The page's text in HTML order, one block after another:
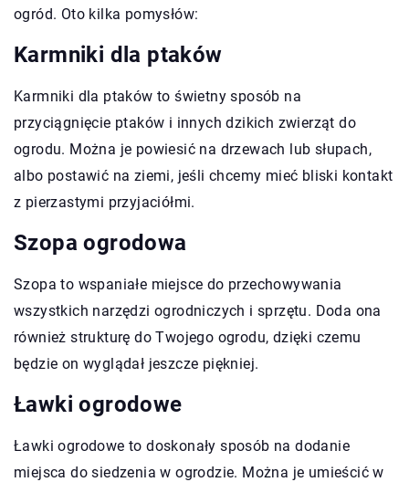
ogród. Oto kilka pomysłów:
Karmniki dla ptaków
Karmniki dla ptaków to świetny sposób na
przyciągnięcie ptaków i innych dzikich zwierząt do
ogrodu. Można je powiesić na drzewach lub słupach,
albo postawić na ziemi, jeśli chcemy mieć bliski kontakt
z pierzastymi przyjaciółmi.
Szopa ogrodowa
Szopa to wspaniałe miejsce do przechowywania
wszystkich narzędzi ogrodniczych i sprzętu. Doda ona
również strukturę do Twojego ogrodu, dzięki czemu
będzie on wyglądał jeszcze piękniej.
Ławki ogrodowe
Ławki ogrodowe to doskonały sposób na dodanie
miejsca do siedzenia w ogrodzie. Można je umieścić w